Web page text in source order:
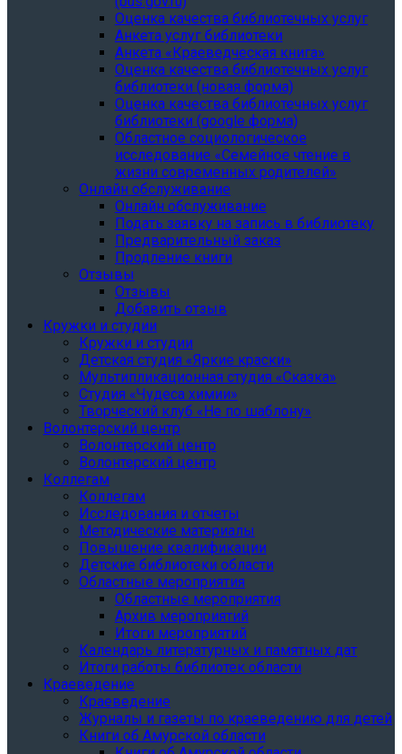
Оценка качества библиотечных услуг
Анкета услуг библиотеки
Анкета «Краеведческая книга»
Oценка качества библиотечных услуг
библиотеки (новая форма)
Oценка качества библиотечных услуг
библиотеки (google форма)
Областное социологическое
исследование «Семейное чтение в
жизни современных родителей»
Онлайн обслуживание
Онлайн обслуживание
Подать заявку на запись в библиотеку
Предварительный заказ
Продление книги
Отзывы
Отзывы
Добавить отзыв
Кружки и студии
Кружки и студии
Детская студия «Яркие краски»
Мультипликационная студия «Сказка»
Студия «Чудеса химии»
Творческий клуб «Не по шаблону»
Волонтерский центр
Волонтерский центр
Волонтерский центр
Коллегам
Коллегам
Исследования и отчеты
Методические материалы
Повышение квалификации
Детские библиотеки области
Областные мероприятия
Областные мероприятия
Архив мероприятий
Итоги мероприятий
Календарь литературных и памятных дат
Итоги работы библиотек области
Краеведение
Краеведение
Журналы и газеты по краеведению для детей
Книги об Амурской области